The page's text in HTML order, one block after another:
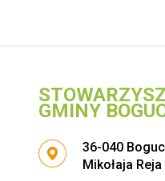
GMINY
Adres
36-040
Mikołaja Reja